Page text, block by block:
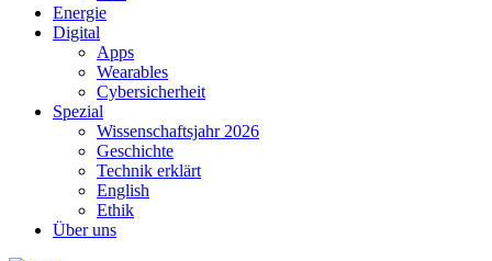
Energie
Digital
Apps
Wearables
Cybersicherheit
Spezial
Wissenschaftsjahr 2026
Geschichte
Technik erklärt
English
Ethik
Über uns